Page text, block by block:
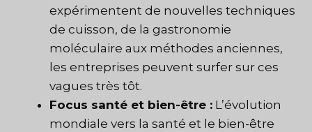
expérimentent de nouvelles techniques
de cuisson, de la gastronomie
moléculaire aux méthodes anciennes,
les entreprises peuvent surfer sur ces
vagues très tôt.
Focus santé et bien-être : L’évolution
mondiale vers la santé et le bien-être